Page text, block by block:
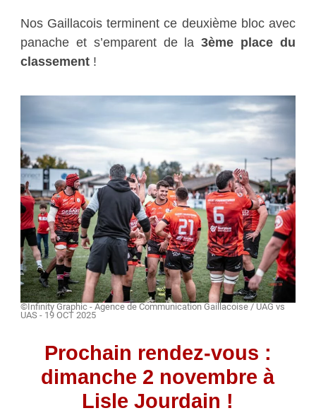
Nos Gaillacois terminent ce deuxième bloc avec
panache et s’emparent de la3ème place du
classement!
©Infinity Graphic - Agence de Communication Gaillacoise / UAG vs
UAS - 19 OCT 2025
Prochain rendez-vous :
dimanche 2 novembre à
Lisle Jourdain !